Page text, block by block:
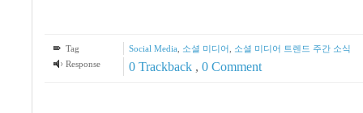
Tag Social Media 소셜 미디어
소셜 미디어 트렌드 주간 소식
Response
0 Trackback , 0 Comment